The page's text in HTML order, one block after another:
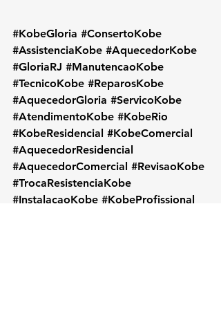
#KobeGloria #ConsertoKobe
#AssistenciaKobe #AquecedorKobe
#GloriaRJ #ManutencaoKobe
#TecnicoKobe #ReparosKobe
#AquecedorGloria #ServicoKobe
#AtendimentoKobe #KobeRio
#KobeResidencial #KobeComercial
#AquecedorResidencial
#AquecedorComercial #RevisaoKobe
#TrocaResistenciaKobe
#InstalacaoKobe #KobeProfissional